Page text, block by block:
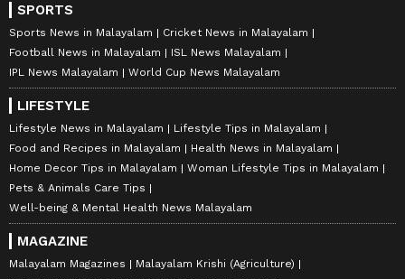
SPORTS
Sports News in Malayalam
Cricket News in Malayalam
Football News in Malayalam
ISL News Malayalam
IPL News Malayalam
World Cup News Malayalam
LIFESTYLE
Lifestyle News in Malayalam
Lifestyle Tips in Malayalam
Food and Recipes in Malayalam
Health News in Malayalam
Home Decor Tips in Malayalam
Woman Lifestyle Tips in Malayalam
Pets & Animals Care Tips
Well-being & Mental Health News Malayalam
MAGAZINE
Malayalam Magazines
Malayalam Krishi (Agriculture)